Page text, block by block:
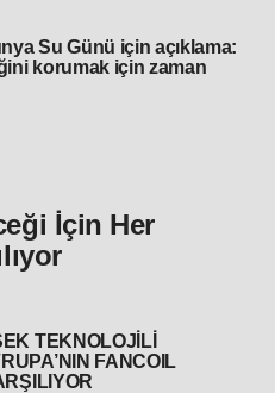
Su Günü için açıklama:
korumak için zaman
İçin Her
TEKNOLOJİLİ
FANCOIL